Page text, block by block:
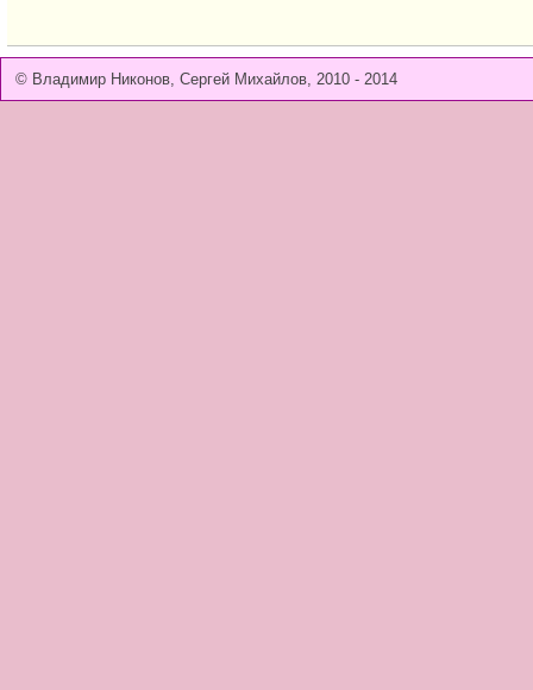
© Владимир Никонов, Сергей Михайлов, 2010 - 2014